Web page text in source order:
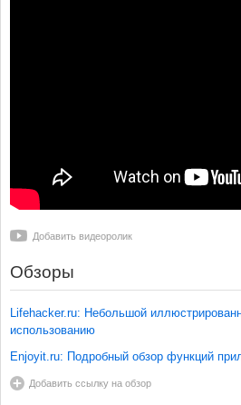
Добавить видеоролик
Обзоры
Lifehacker.ru: Небольшой
использованию
Enjoyit.ru: Подробный обзор функций
Добавить ссылку на обзор